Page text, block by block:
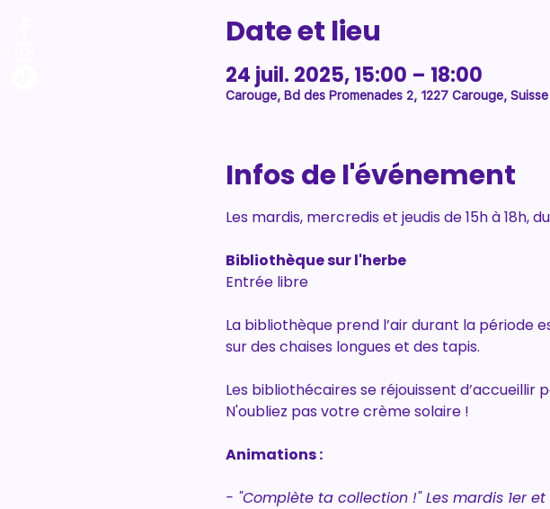
Date et lieu
24 juil. 2025, 15:00 – 18:00
Carouge, Bd des Promenades 2, 1227 Carouge, Suisse
Infos de l'événement
Les mardis, mercredis et jeudis de 15h à 18h,
Bibliothèque sur l'herbe
Entrée libre
La bibliothèque prend l’air durant la période
sur des chaises longues et des tapis.
Les bibliothécaires se réjouissent
N'oubliez pas votre crème solaire !
Animations :
- "Complète ta collection !" Les mardis 1er et